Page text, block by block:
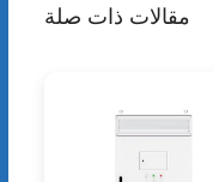
مقالات ذات صلة